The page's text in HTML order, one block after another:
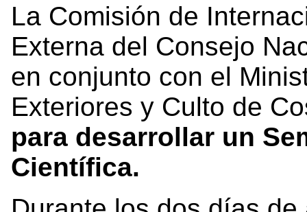
La Comisión de
Externa del Consejo
en conjunto con el
Exteriores y Culto de
para desarrollar un
Científica.